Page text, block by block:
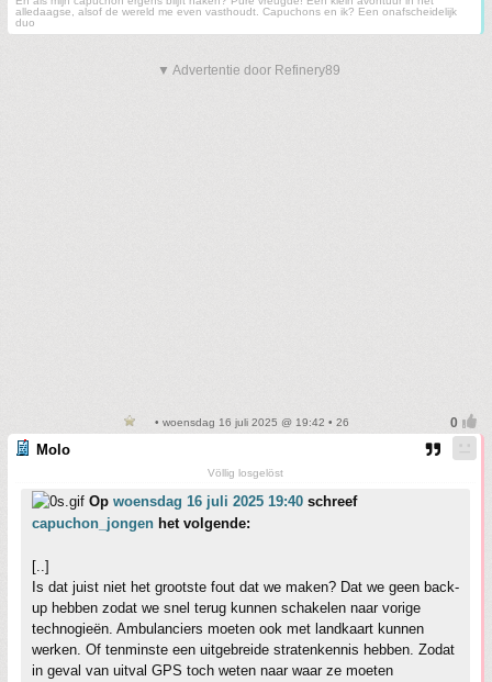
alledaagse, alsof de wereld me even vasthoudt. Capuchons en ik? Een onafscheidelijk
duo
▼ Advertentie door Refinery89
• woensdag 16 juli 2025 @ 19:42 • 26
Molo
Völlig losgelöst
Op woensdag 16 juli 2025 19:40 schreef
capuchon_jongen het volgende:
[..]
Is dat juist niet het grootste fout dat we maken? Dat we geen back-
up hebben zodat we snel terug kunnen schakelen naar vorige
technogieën. Ambulanciers moeten ook met landkaart kunnen
werken. Of tenminste een uitgebreide stratenkennis hebben. Zodat
in geval van uitval GPS toch weten naar waar ze moeten